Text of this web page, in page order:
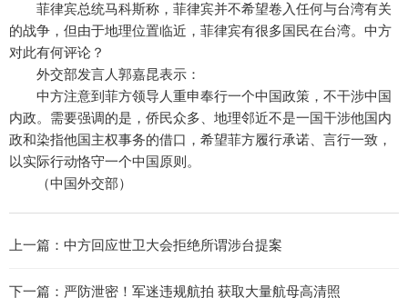
菲律宾总统马科斯称，菲律宾并不希望卷入任何与台湾有关
的战争，但由于地理位置临近，菲律宾有很多国民在台湾。中方
对此有何评论？
外交部发言人郭嘉昆表示：
中方注意到菲方领导人重申奉行一个中国政策，不干涉中国
内政。需要强调的是，侨民众多、地理邻近不是一国干涉他国内
政和染指他国主权事务的借口，希望菲方履行承诺、言行一致，
以实际行动恪守一个中国原则。
（中国外交部）
上一篇： 中方回应世卫大会拒绝所谓涉台提案
下一篇： 严防泄密！军迷违规航拍 获取大量航母高清照